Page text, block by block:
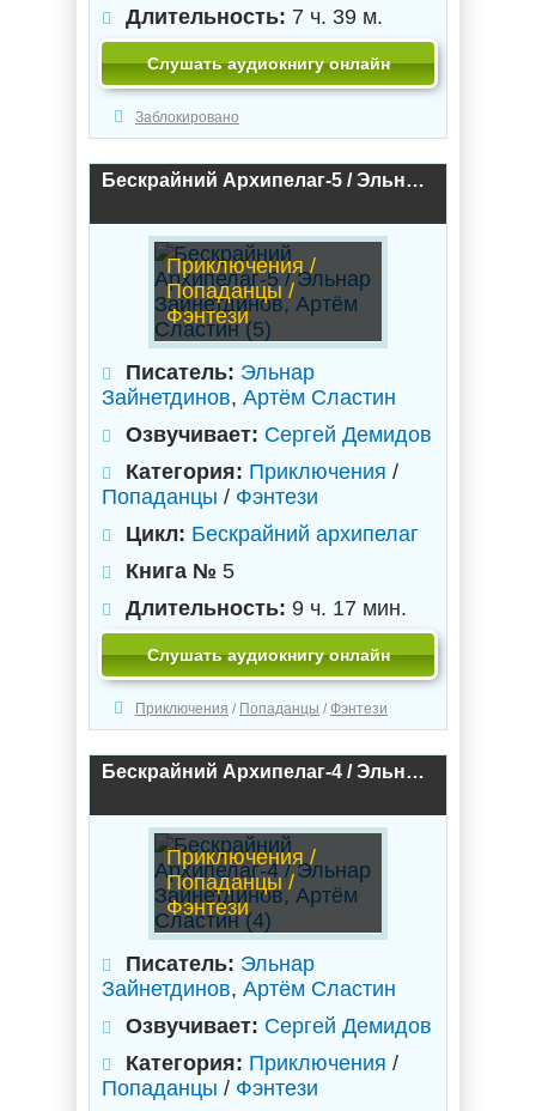
Длительность: 7 ч. 39 м.
Слушать аудиокнигу онлайн
Заблокировано
Бескрайний Архипелаг-5 / Эльнар Зайнетдинов, Артём Сластин (5)
Приключения /
Попаданцы /
Фэнтези
Писатель: Эльнар
Зайнетдинов, Артём Сластин
Озвучивает: Сергей Демидов
Категория: Приключения /
Попаданцы / Фэнтези
Цикл: Бескрайний архипелаг
Книга № 5
Длительность: 9 ч. 17 мин.
Слушать аудиокнигу онлайн
Приключения / Попаданцы / Фэнтези
Бескрайний Архипелаг-4 / Эльнар Зайнетдинов, Артём Сластин (4)
Приключения /
Попаданцы /
Фэнтези
Писатель: Эльнар
Зайнетдинов, Артём Сластин
Озвучивает: Сергей Демидов
Категория: Приключения /
Попаданцы / Фэнтези